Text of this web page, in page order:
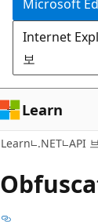
너
뛰
기
로
건
너
뛰
기
Microsoft
Internet
보
Learn
Learn .NET API